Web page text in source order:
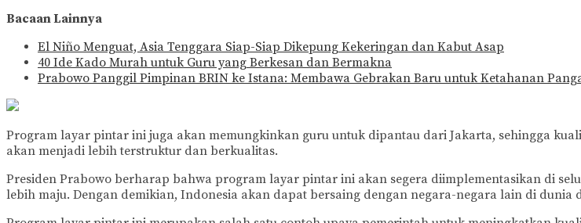
Bacaan Lainnya
El Niño Menguat, Asia Tenggara Siap-Siap Dikepung Kekeringan dan Kabut Asap
40 Ide Kado Murah untuk Guru yang Berkesan dan Bermakna
Prabowo Panggil Pimpinan BRIN ke Istana: Membawa Gebrakan Baru untuk Ketahanan
Program layar pintar ini juga akan memungkinkan guru untuk dipantau dari Jakarta, sehingga
akan menjadi lebih terstruktur dan berkualitas.
Presiden Prabowo berharap bahwa program layar pintar ini akan segera diimplementasikan di
lebih maju. Dengan demikian, Indonesia akan dapat bersaing dengan negara-negara lain di dunia